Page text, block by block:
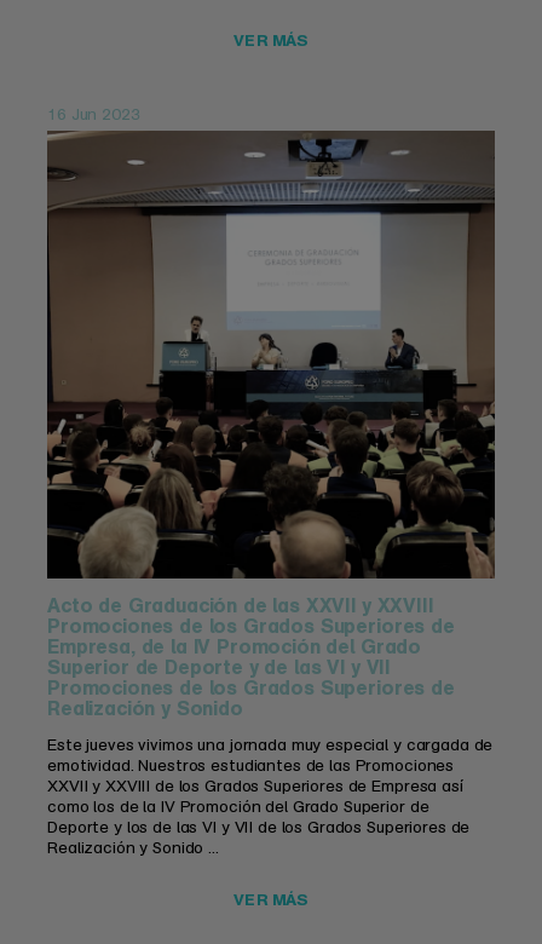
VER MÁS
16 Jun 2023
Acto de Graduación de las XXVII y XXVIII
Promociones de los Grados Superiores de
Empresa, de la IV Promoción del Grado
Superior de Deporte y de las VI y VII
Promociones de los Grados Superiores de
Realización y Sonido
Este jueves vivimos una jornada muy especial y cargada de
emotividad. Nuestros estudiantes de las Promociones
XXVII y XXVIII de los Grados Superiores de Empresa así
como los de la IV Promoción del Grado Superior de
Deporte y los de las VI y VII de los Grados Superiores de
Realización y Sonido ...
VER MÁS